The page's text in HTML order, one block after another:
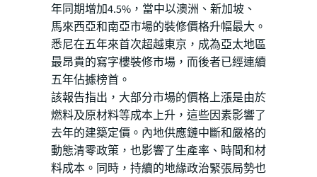
年同期增加4.5%，當中以澳洲、新加坡、
馬來西亞和南亞市場的裝修價格升幅最大。
悉尼在五年來首次超越東京，成為亞太地區
最昂貴的寫字樓裝修市場，而後者已經連續
五年佔據榜首。
該報告指出，大部分市場的價格上漲是由於
燃料及原材料等成本上升，這些因素影響了
去年的建築定價。內地供應鏈中斷和嚴格的
動態清零政策，也影響了生產率、時間和材
料成本。同時，持續的地緣政治緊張局勢也